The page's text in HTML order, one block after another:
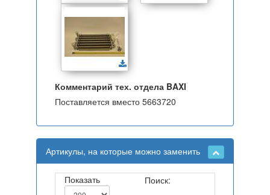
Комментарий тех. отдела BAXI
Поставляется вместо 5663720
Артикулы, на которые можно заменить
Показать Поиск: